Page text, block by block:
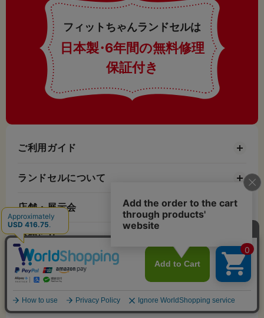
フィットちゃんランドセルは
日本製・6年間の無料修理
保証付き
ご利用ガイド
ランドセルについて
店舗・展示会
お知らせ
お役立ちコンテンツ
会社情報